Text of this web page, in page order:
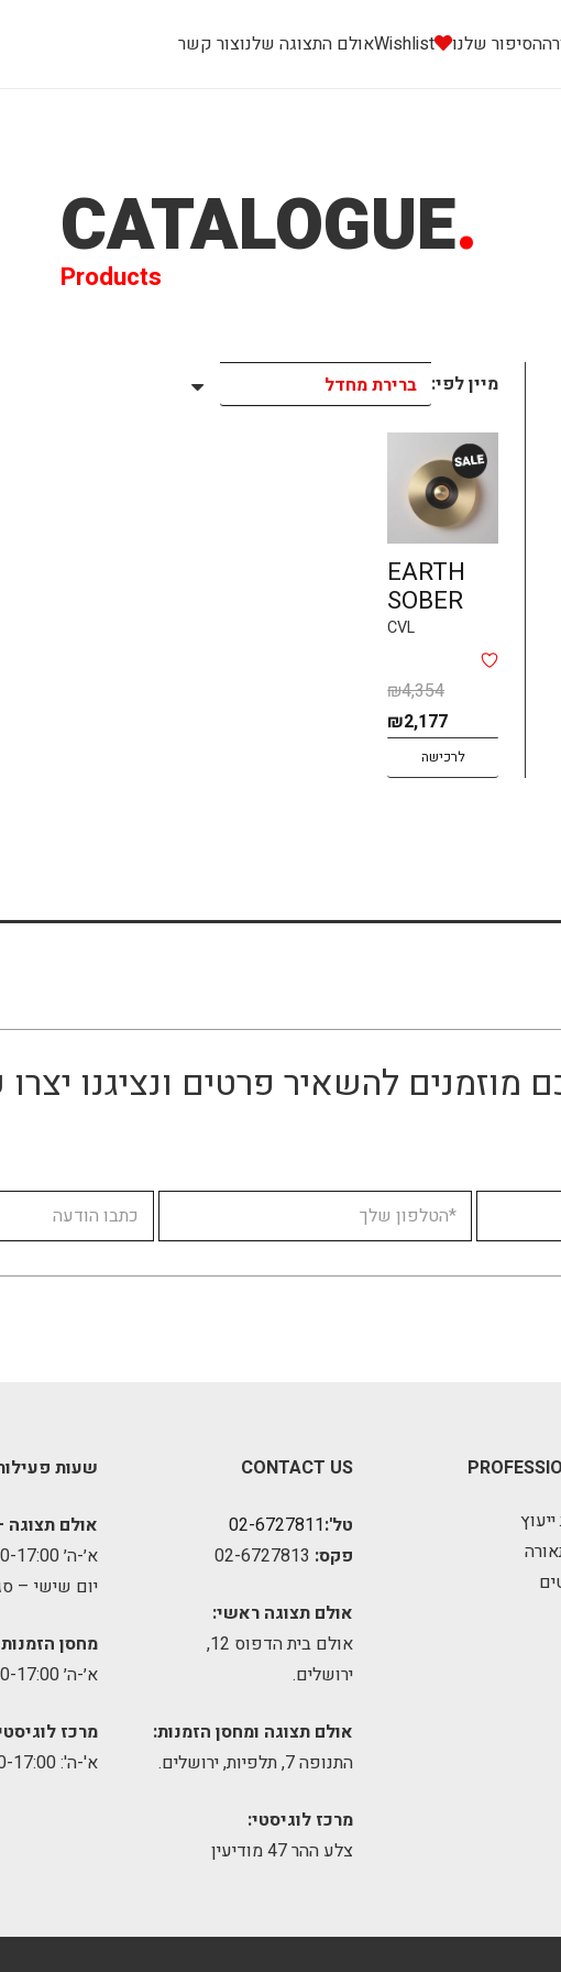
הסיפור שלנו Wishlistאולם התצוגה שלנוצור קשר
CATALOGUE.
Products
מיין לפי:
EARTH
SOBER
CVL
₪4,354
המחיר
המקורי
היה:
₪2,177
המחיר
הוא:
לרכישה
מוזמנים להשאיר פרטים ונציגנו
CONTACT US
טל':02-6727811
פקס:
אולם תצוגה ראשי:
אולם בית הדפוס 12,
ירושלים.
אולם תצוגה ומחסן הזמנות:
התנופה 7, תלפיות, ירושלים.
מרכז לוגיסטי:
צלע ההר 47 מודיעין
שעות
אולם
א׳-ה׳ 09:00-17:00
יום שישי –
מחסן
א׳-ה׳ 09:00-17:00
מרכז
א'-ה': 8:00-17:00